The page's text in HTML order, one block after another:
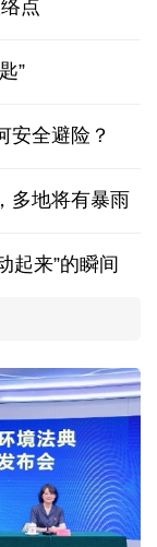
强大侦察能力
点
”
安全避险？
起来”的瞬间
行